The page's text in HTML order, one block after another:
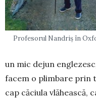
Profesorul Nandriș în
un mic dejun
facem o plim­bare prin
cap căciula vlăhească,